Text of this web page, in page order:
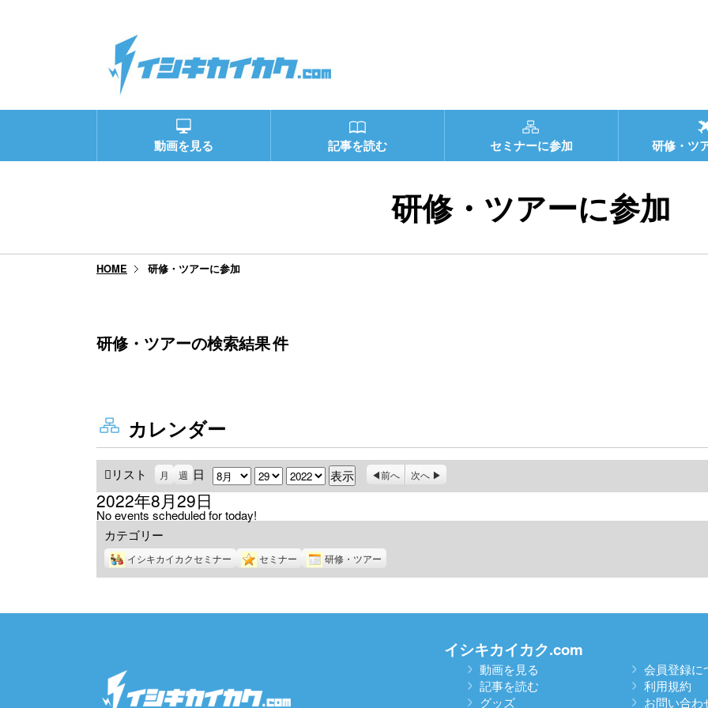
動画を見る 記事を読む セミナーに参加 研修・ツ
研修・ツアーに参加
HOME 研修・ツアーに参加
研修・ツアーの検索結果件
カレンダー
リスト
示
月 週 日 月 日 年 前へ 次へ
2022年8月29日
No events scheduled for today!
カテゴリー
イシキカイカクセミナー セミナー 研修・ツアー
イシキカイカク.com
動画を見る
記事を読む
グッズ
会員登録に
利用規約
お問い合わ